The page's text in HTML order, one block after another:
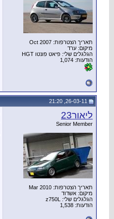
תאריך הצטרפות: Oct 2007
מיקום: ערד
הגלגלים שלי: פיאט פונטו HGT
הודעות: 1,074
ליאור23
Senior Member
תאריך הצטרפות: Mar 2010
מיקום: אשדוד
הגלגלים שלי: z750L
הודעות: 1,538